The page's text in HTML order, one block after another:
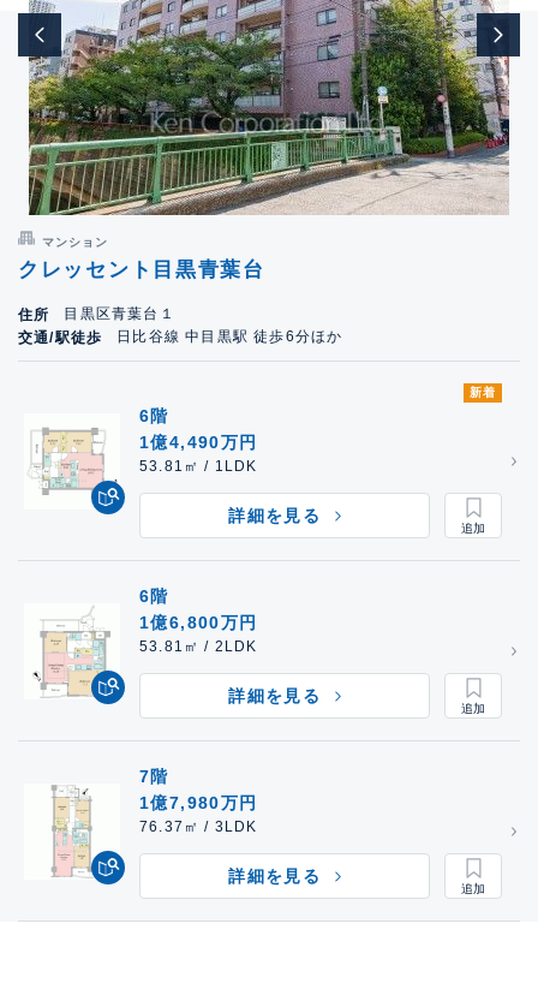
マンション
クレッセント目黒青葉台
住所
目黒区青葉台１
交通/駅徒歩
日比谷線 中目黒駅 徒歩6分ほか
新着
6階
1億4,490万円
53.81㎡ / 1LDK
詳細を見る
6階
1億6,800万円
53.81㎡ / 2LDK
詳細を見る
7階
1億7,980万円
76.37㎡ / 3LDK
詳細を見る